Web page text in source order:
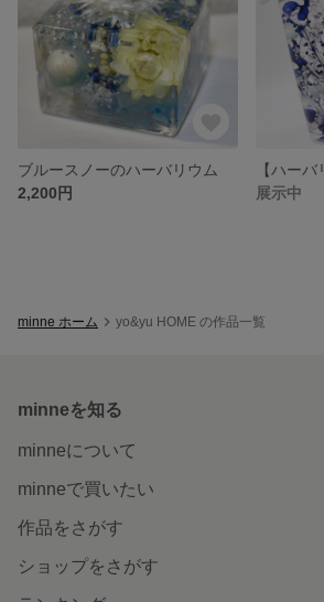
ブルースノーのハーバリウム
2,200円
展示中
minne ホーム yo&yu HOME の作品一覧
minneを知る
minneについて
minneで買いたい
作品をさがす
ショップをさがす